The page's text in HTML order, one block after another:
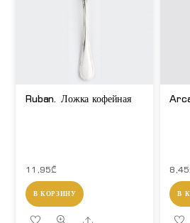
Ruban. Ложка кофейная
11,95₾
В КОРЗИНУ
Share
8,45
В